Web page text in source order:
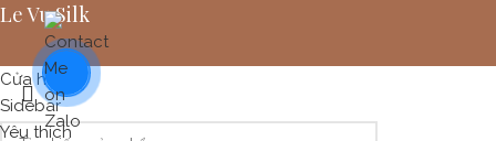
Le Vu Silk
Cửa hàng
Sidebar
Yêu thích